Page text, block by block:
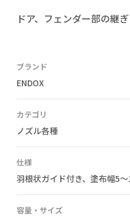
ドア、フェンダー部の継
ブランド
ENDOX
カテゴリ
ノズル各種
仕様
羽根状ガイド付き、塗布幅5
容量・サイズ